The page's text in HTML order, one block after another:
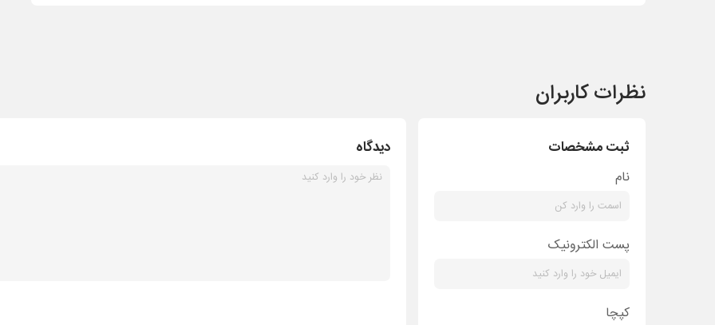
نظرات کاربران
ثبت مشخصات
نام
پست الکترونیک
کپچا
دیدگاه